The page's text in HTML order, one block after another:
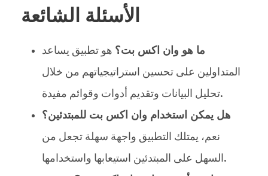
الأسئلة الشائعة
ما هو وان اكس بت؟ هو تطبيق يساعد
المتداولين على تحسين استراتيجياتهم من خلال
تحليل البيانات وتقديم أدوات وقوائم مفيدة.
هل يمكن استخدام وان اكس بت للمبتدئين؟
نعم، يمتلك التطبيق واجهة سهلة تجعل من
السهل على المبتدئين استيعابها واستخدامها.